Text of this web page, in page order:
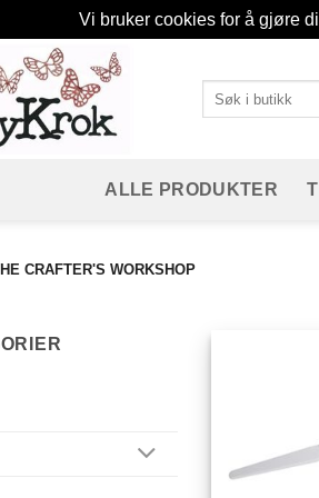
Vi bruker cookies for å gjøre
ALLE PRODUKTER
CRAFTER'S WORKSHOP